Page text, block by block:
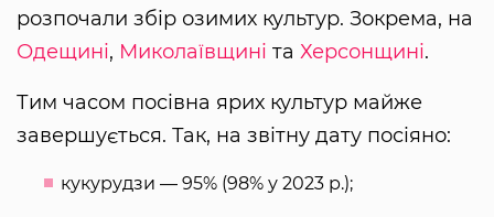
розпочали збір озимих культур. Зокрема, на
Одещині, Миколаївщині та Херсонщині.
Тим часом посівна ярих культур майже
завершується. Так, на звітну дату посіяно:
кукурудзи — 95% (98% у 2023 р.);